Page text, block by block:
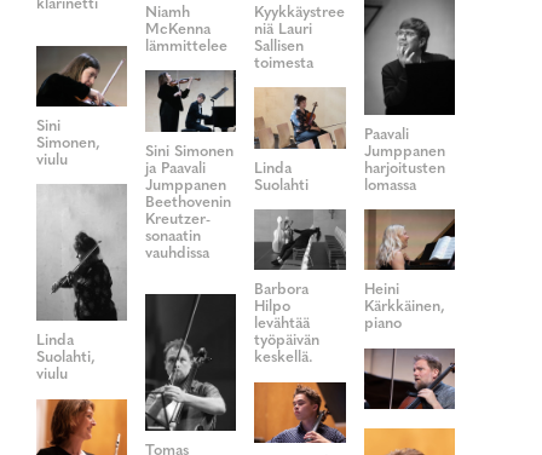
klarinetti
Niamh
McKenna
lämmittelee
Kyykkäystree
niä Lauri
Sallisen
toimesta
Paavali
Jumppanen
harjoitusten
lomassa
Sini
Simonen,
viulu
Sini Simonen
ja Paavali
Jumppanen
Beethovenin
Kreutzer-
sonaatin
vauhdissa
Linda
Suolahti
Linda
Suolahti,
viulu
Barbora
Hilpo
levähtää
työpäivän
keskellä.
Heini
Kärkkäinen,
piano
Tomas